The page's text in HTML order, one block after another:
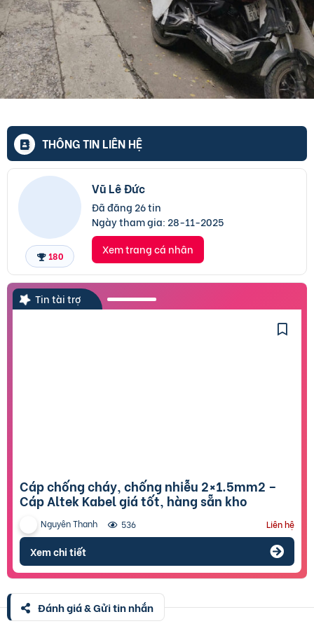
THÔNG TIN LIÊN HỆ
180
Vũ Lê Đức
Đã đăng 26 tin
Ngày tham gia: 28-11-2025
Xem trang cá nhân
Tin tài trợ
Cáp chống cháy, chống nhiễu 2×1.5mm2 –
Cáp Altek Kabel giá tốt, hàng sẵn kho
Nguyên Thanh 536 Liên hệ
Xem chi tiết
Đánh giá & Gửi tin nhắn